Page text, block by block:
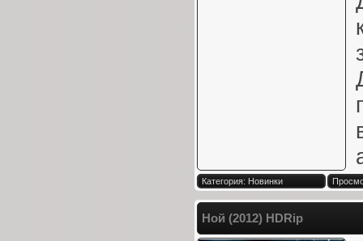
Категория: Новинки
Ной (2012) HDRip